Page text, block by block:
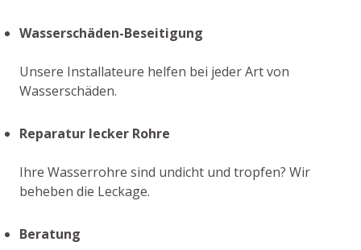
Wasserschäden-Beseitigung
Unsere Installateure helfen bei jeder Art von
Wasserschäden.
Reparatur lecker Rohre
Ihre Wasserrohre sind undicht und tropfen? Wir
beheben die Leckage.
Beratung